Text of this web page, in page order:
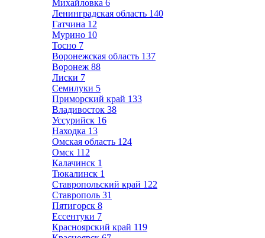
Михайловка 6
Ленинградская область 140
Гатчина 12
Мурино 10
Тосно 7
Воронежская область 137
Воронеж 88
Лиски 7
Семилуки 5
Приморский край 133
Владивосток 38
Уссурийск 16
Находка 13
Омская область 124
Омск 112
Калачинск 1
Тюкалинск 1
Ставропольский край 122
Ставрополь 31
Пятигорск 8
Ессентуки 7
Красноярский край 119